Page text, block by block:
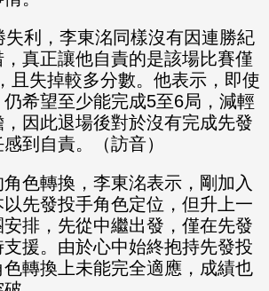
失利，李東洺同樣沒有因連勝紀
真正讓他自責的是該場比賽僅
且失掉較多分數。他表示，即使
希望至少能完成5至6局，減輕
因此退場後對於沒有完成先發
到自責。（訪音）
色轉換，李東洺表示，剛加入
先發投手角色定位，但升上一
排，先從中繼出發，僅在先發
援。由於心中始終抱持先發投
轉換上未能完全適應，成績也